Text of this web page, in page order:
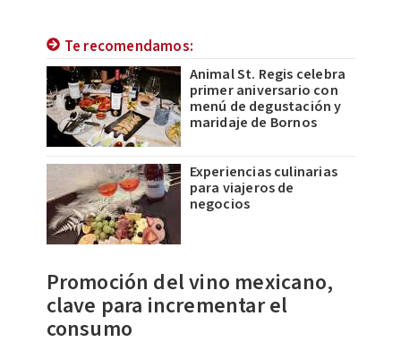
Te recomendamos:
Animal St. Regis celebra
primer aniversario con
menú de degustación y
maridaje de Bornos
Experiencias culinarias
para viajeros de
negocios
Promoción del vino mexicano,
clave para incrementar el
consumo